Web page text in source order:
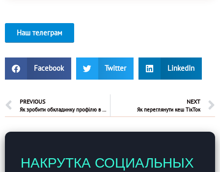
Наш телеграм
Facebook Twitter LinkedIn
PREVIOUS
Як зробити обкладинку профілю в Ютубі на телефоні
NEXT
Як переглянути кеш ТікТок
НАКРУТКА СОЦИАЛЬНЫХ